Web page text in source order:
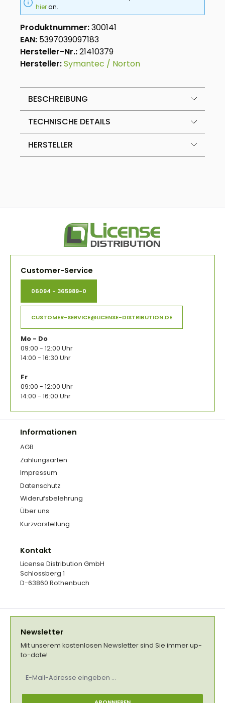
hieran.
Produktnummer:300141
EAN: 5397039097183
Hersteller-Nr.:21410379
Hersteller:Symantec / Norton
BESCHREIBUNG
TECHNISCHE DETAILS
HERSTELLER
Customer-Service
06094 - 365989-0
CUSTOMER-SERVICE@LICENSE-DISTRIBUTION.DE
Mo - Do
09:00 - 12:00 Uhr
14:00 - 16:30 Uhr
Fr
09:00 - 12:00 Uhr
14:00 - 16:00 Uhr
Informationen
AGB
Zahlungsarten
Impressum
Datenschutz
Widerufsbelehrung
Über uns
Kurzvorstellung
Kontakt
License Distribution GmbH
Schlossberg 1
D-63860 Rothenbuch
Newsletter
Mit unserem kostenlosen Newsletter sind Sie immer up-
to-date!
Mail-